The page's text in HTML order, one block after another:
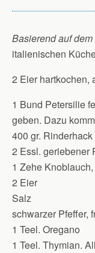
Basierend auf
italienischen
2 Eier hartkochen,
1 Bund Petersilie
geben. Dazu
400 gr. Rinderhack
2 Essl. geriebener
1 Zehe
2 Eier
Salz
schwarzer Pfeffer,
1 Teel. Oregano
1 Teel. Thymian.